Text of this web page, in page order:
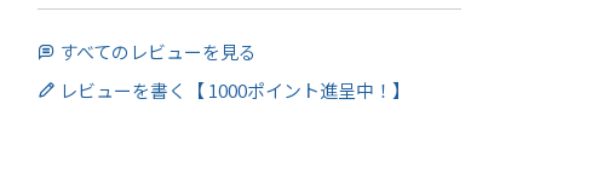
すべてのレビューを見る
レビューを書く【 1000ポイント進呈中！】